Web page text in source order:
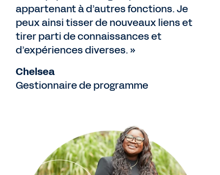
appartenant à d’autres fonctions. Je
peux ainsi tisser de nouveaux liens et
tirer parti de connaissances et
d’expériences diverses. »
Chelsea
Gestionnaire de programme